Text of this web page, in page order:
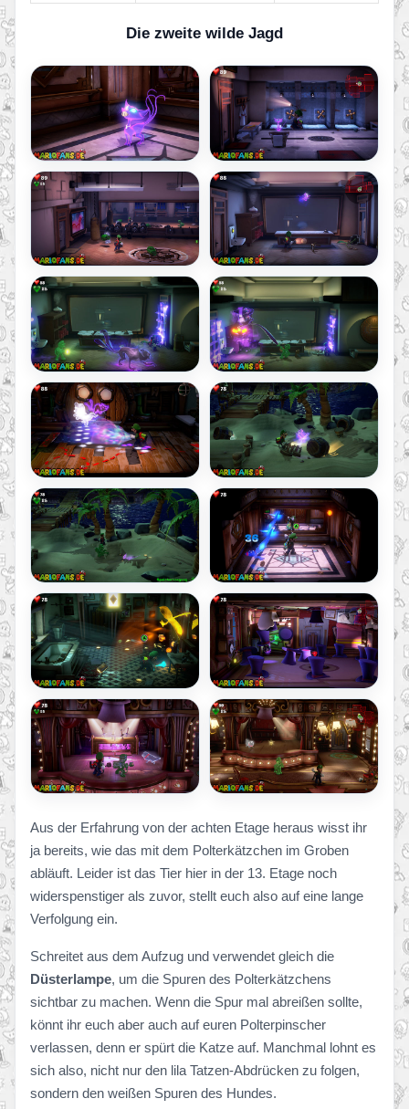
Die zweite wilde Jagd
Aus der Erfahrung von der achten Etage heraus wisst ihr
ja bereits, wie das mit dem Polterkätzchen im Groben
abläuft. Leider ist das Tier hier in der 13. Etage noch
widerspenstiger als zuvor, stellt euch also auf eine lange
Verfolgung ein.
Schreitet aus dem Aufzug und verwendet gleich die
Düsterlampe, um die Spuren des Polterkätzchens
sichtbar zu machen. Wenn die Spur mal abreißen sollte,
könnt ihr euch aber auch auf euren Polterpinscher
verlassen, denn er spürt die Katze auf. Manchmal lohnt es
sich also, nicht nur den lila Tatzen-Abdrücken zu folgen,
sondern den weißen Spuren des Hundes.